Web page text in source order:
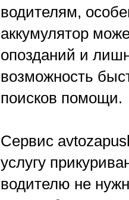
водителям,
аккумулятор
опозданий и
возможность
поисков помощи.
Сервис
услугу
водителю не